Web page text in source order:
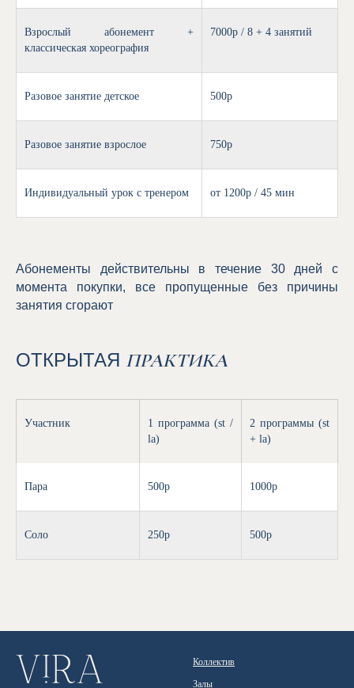
Взрослый абонемент +
классическая хореография
7000p / 8 + 4 занятий
Разовое занятие детское 500p
Разовое занятие взрослое 750p
Индивидуальный урок с тренером от 1200р / 45 мин
Абонементы действительны в течение 30 дней с
момента покупки, все пропущенные без причины
занятия сгорают
ОТКРЫТАЯ ПРАКТИКА
Участник
1 программа (st /
la)
2 программы (st
+ la)
Пара 500р 1000р
Cоло 250р 500р
Коллектив
Залы